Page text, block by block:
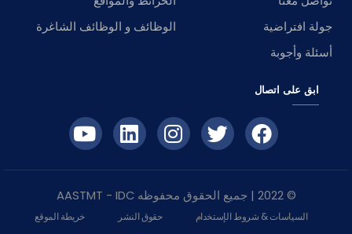
جولة افتراضية
الوظائف و الوظائف الشاغرة
أسئلة وأجوبة
ابق على اتصال
© 2022 | جميع الحقوق محفوظه IDC
- AASTMT
السياسات & شروط الإستخدام حقوق النشر خريطة الموقع